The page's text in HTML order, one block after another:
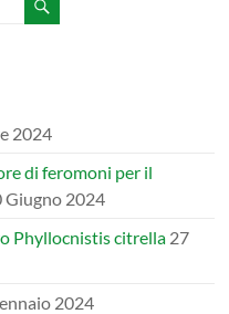
2024
di feromoni per il
Giugno 2024
Phyllocnistis citrella 27
2024